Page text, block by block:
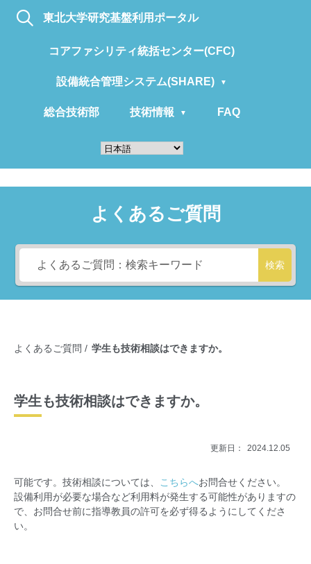
東北大学研究基盤利用ポータル
コアファシリティ統括センター(CFC)
設備統合管理システム(SHARE)
総合技術部 技術情報 FAQ
よくあるご質問
検索
よくあるご質問 学生も技術相談はできますか。
学生も技術相談はできますか。
更新日： 2024.12.05
可能です。技術相談については、 こちらへお問合せください。
設備利用が必要な場合など利用料が発生する可能性がありますの
で、お問合せ前に指導教員の許可を必ず得るようにしてくださ
い。